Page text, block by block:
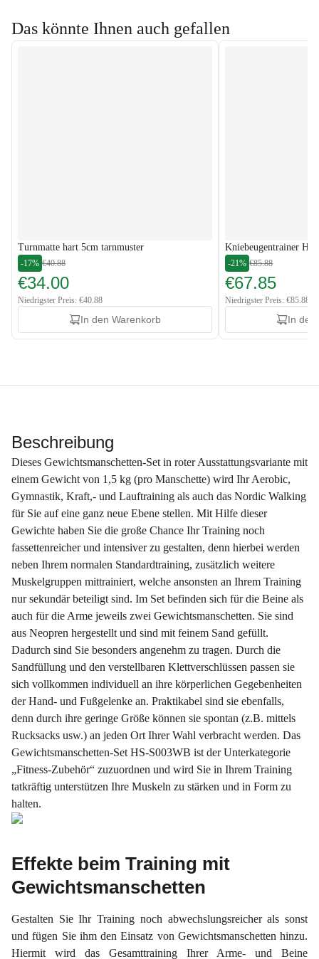
Das könnte Ihnen auch gefallen
Turnmatte hart 5cm tarnmuster
-17% €40.88
€34.00
Niedrigster Preis: €40.88
In den Warenkorb
Kniebeugentrainer
-21% €85.88
€67.85
Niedrigster Preis: €85.88
In den
Beschreibung
Dieses Gewichtsmanschetten-Set in roter Ausstattungsvariante mit
einem Gewicht von 1,5 kg (pro Manschette) wird Ihr Aerobic,
Gymnastik, Kraft,- und Lauftraining als auch das Nordic Walking
für Sie auf eine ganz neue Ebene stellen. Mit Hilfe dieser
Gewichte haben Sie die große Chance Ihr Training noch
fassettenreicher und intensiver zu gestalten, denn hierbei werden
neben Ihrem normalen Standardtraining, zusätzlich weitere
Muskelgruppen mittrainiert, welche ansonsten an Ihrem Training
nur sekundär beteiligt sind. Im Set befinden sich für die Beine als
auch für die Arme jeweils zwei Gewichtsmanschetten. Sie sind
aus Neopren hergestellt und sind mit feinem Sand gefüllt.
Dadurch sind Sie besonders angenehm zu tragen. Durch die
Sandfüllung und den verstellbaren Klettverschlüssen passen sie
sich vollkommen individuell an ihre körperlichen Gegebenheiten
der Hand- und Fußgelenke an. Praktikabel sind sie ebenfalls,
denn durch ihre geringe Größe können sie spontan (z.B. mittels
Rucksacks usw.) an jeden Ort Ihrer Wahl verbracht werden. Das
Gewichtsmanschetten-Set HS-S003WB ist der Unterkategorie
„Fitness-Zubehör“ zuzuordnen und wird Sie in Ihrem Training
tatkräftig unterstützen Ihre Muskeln zu stärken und in Form zu
halten.
Effekte beim Training mit
Gewichtsmanschetten
Gestalten Sie Ihr Training noch abwechslungsreicher als sonst
und fügen Sie ihm den Einsatz von Gewichtsmanschetten hinzu.
Hiermit wird das Gesamttraining Ihrer Arme- und Beine